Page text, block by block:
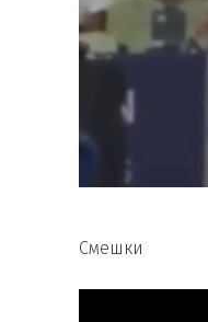
Смешки